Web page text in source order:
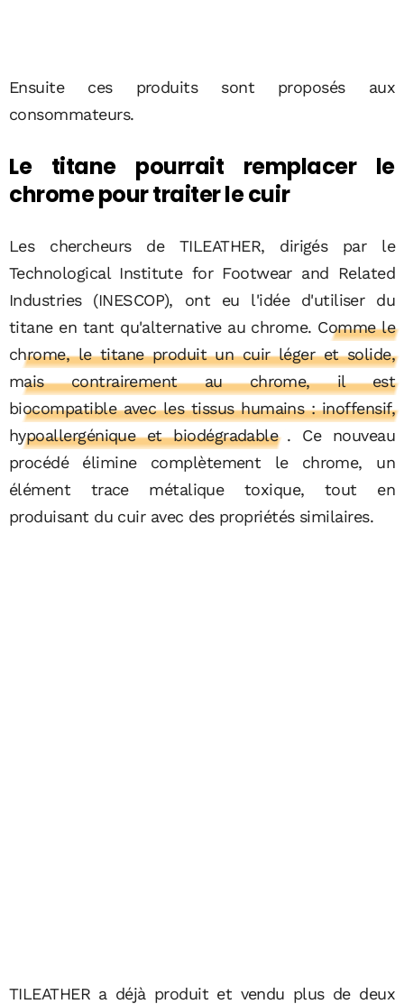
Ensuite ces produits sont proposés aux
consommateurs.
Le titane pourrait remplacer le
chrome pour traiter le cuir
Les chercheurs de TILEATHER, dirigés par le
Technological Institute for Footwear and Related
Industries (INESCOP), ont eu l'idée d'utiliser du
titane en tant qu'alternative au chrome. Comme le
chrome, le titane produit un cuir léger et solide,
mais contrairement au chrome, il est
biocompatible avec les tissus humains : inoffensif,
hypoallergénique et biodégradable . Ce nouveau
procédé élimine complètement le chrome, un
élément trace métalique toxique, tout en
produisant du cuir avec des propriétés similaires.
TILEATHER a déjà produit et vendu plus de deux